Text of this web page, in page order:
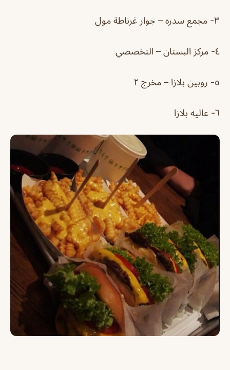
٣- مجمع سدره – جوار غرناطة مول
٤- مركز البستان – التخصصي
٥- روبين بلازا – مخرج ٢
٦- عاليه بلازا